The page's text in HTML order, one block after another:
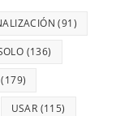
(91)
(136)
(179)
USAR (115)